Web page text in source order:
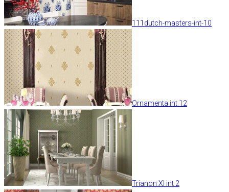
111dutch-masters-int-10
Ornamenta int 12
Trianon XI int 2